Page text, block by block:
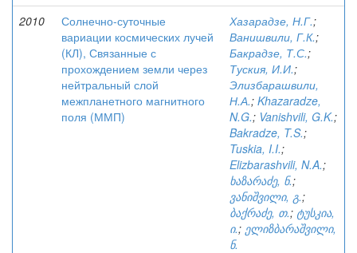
2010
Солнечно-суточные
вариации космических лучей
(КЛ), Связанные с
прохождением земли через
нейтральный слой
межпланетного магнитного
поля (ММП)
Хазарадзе, Н.Г.;
Ванишвили, Г.К.;
Бакрадзе, Т.С.;
Туския, И.И.;
Элизбарашвили,
Н.А.; Khazaradze,
N.G.; Vanishvili, G.K.;
Bakradze, T.S.;
Tuskia, I.I.;
Elizbarashvili, N.A.;
ხაზარაძე, ნ.;
ვანიშვილი, გ.;
ბაქრაძე, თ.; ტუსკია,
ი.; ელიზბარაშვილი,
ნ.